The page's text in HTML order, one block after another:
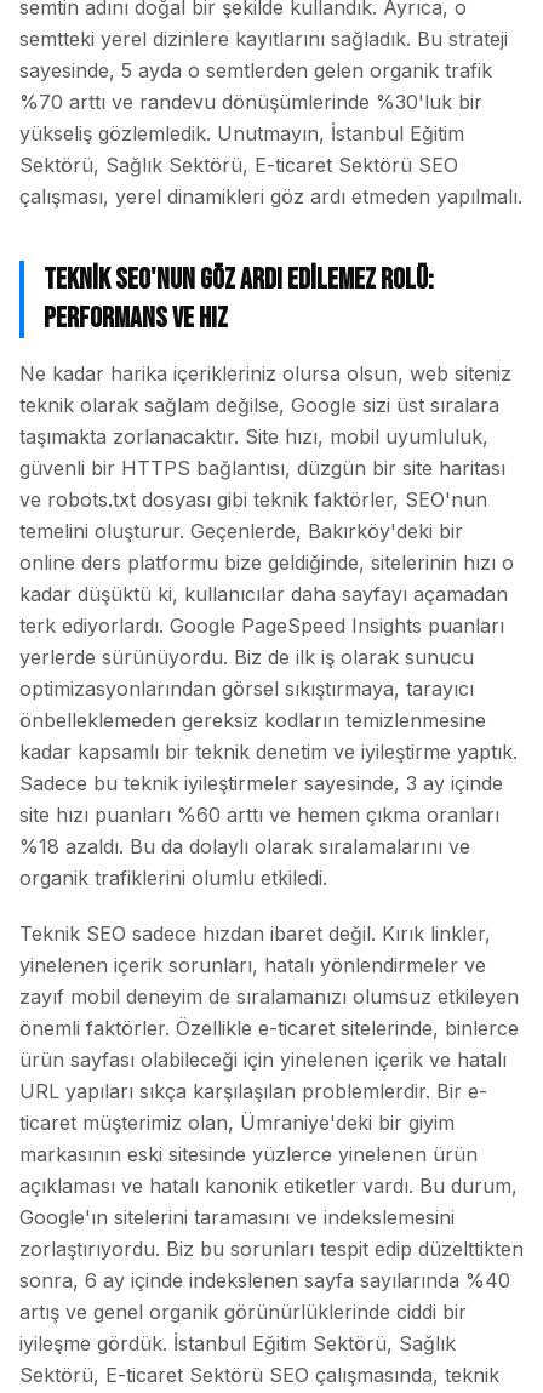
semtin adını doğal bir şekilde kullandık. Ayrıca, o
semtteki yerel dizinlere kayıtlarını sağladık. Bu strateji
sayesinde, 5 ayda o semtlerden gelen organik trafik
%70 arttı ve randevu dönüşümlerinde %30'luk bir
yükseliş gözlemledik. Unutmayın, İstanbul Eğitim
Sektörü, Sağlık Sektörü, E-ticaret Sektörü SEO
çalışması, yerel dinamikleri göz ardı etmeden yapılmalı.
Teknik SEO'nun Göz Ardı Edilemez Rolü:
Performans ve Hız
Ne kadar harika içerikleriniz olursa olsun, web siteniz
teknik olarak sağlam değilse, Google sizi üst sıralara
taşımakta zorlanacaktır. Site hızı, mobil uyumluluk,
güvenli bir HTTPS bağlantısı, düzgün bir site haritası
ve robots.txt dosyası gibi teknik faktörler, SEO'nun
temelini oluşturur. Geçenlerde, Bakırköy'deki bir
online ders platformu bize geldiğinde, sitelerinin hızı o
kadar düşüktü ki, kullanıcılar daha sayfayı açamadan
terk ediyorlardı. Google PageSpeed Insights puanları
yerlerde sürünüyordu. Biz de ilk iş olarak sunucu
optimizasyonlarından görsel sıkıştırmaya, tarayıcı
önbelleklemeden gereksiz kodların temizlenmesine
kadar kapsamlı bir teknik denetim ve iyileştirme yaptık.
Sadece bu teknik iyileştirmeler sayesinde, 3 ay içinde
site hızı puanları %60 arttı ve hemen çıkma oranları
%18 azaldı. Bu da dolaylı olarak sıralamalarını ve
organik trafiklerini olumlu etkiledi.
Teknik SEO sadece hızdan ibaret değil. Kırık linkler,
yinelenen içerik sorunları, hatalı yönlendirmeler ve
zayıf mobil deneyim de sıralamanızı olumsuz etkileyen
önemli faktörler. Özellikle e-ticaret sitelerinde, binlerce
ürün sayfası olabileceği için yinelenen içerik ve hatalı
URL yapıları sıkça karşılaşılan problemlerdir. Bir e-
ticaret müşterimiz olan, Ümraniye'deki bir giyim
markasının eski sitesinde yüzlerce yinelenen ürün
açıklaması ve hatalı kanonik etiketler vardı. Bu durum,
Google'ın sitelerini taramasını ve indekslemesini
zorlaştırıyordu. Biz bu sorunları tespit edip düzelttikten
sonra, 6 ay içinde indekslenen sayfa sayılarında %40
artış ve genel organik görünürlüklerinde ciddi bir
iyileşme gördük. İstanbul Eğitim Sektörü, Sağlık
Sektörü, E-ticaret Sektörü SEO çalışmasında, teknik